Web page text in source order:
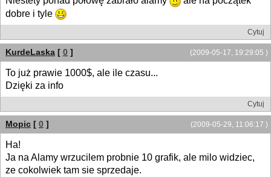
dobre i tyle
Cytuj
(2009-05-17, 19:29:05 )
KurdeLaska [ 0 ]
To już prawie 1000$, ale ile czasu...
Dzięki za info
Cytuj
(2009-05-29, 11:06:17 )
Mopic [ 0 ]
Ha!
Ja na Alamy wrzucilem probnie 10 grafik, ale milo widziec,
ze cokolwiek tam sie sprzedaje.